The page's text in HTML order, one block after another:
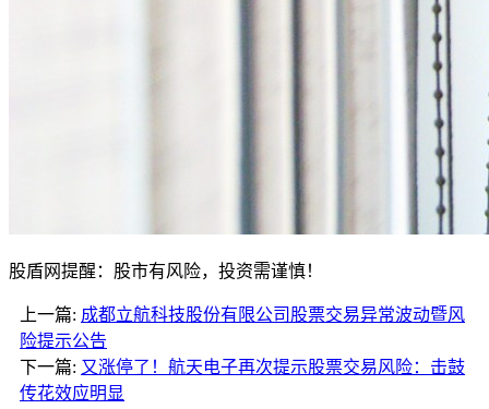
股盾网提醒：股市有风险，投资需谨慎！
上一篇: 成都立航科技股份有限公司股票交易异常波动暨风
险提示公告
下一篇: 又涨停了！航天电子再次提示股票交易风险：击鼓
传花效应明显